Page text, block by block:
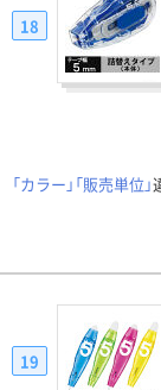
18
「カラー」「販売単位」
19